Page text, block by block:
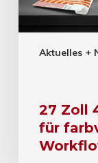
Aktuelles +
27 Zoll
für